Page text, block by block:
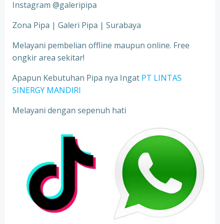
Instagram @galeripipa
Zona Pipa | Galeri Pipa | Surabaya
Melayani pembelian offline maupun online. Free
ongkir area sekitar!
Apapun Kebutuhan Pipa nya Ingat PT LINTAS
SINERGY MANDIRI
Melayani dengan sepenuh hati